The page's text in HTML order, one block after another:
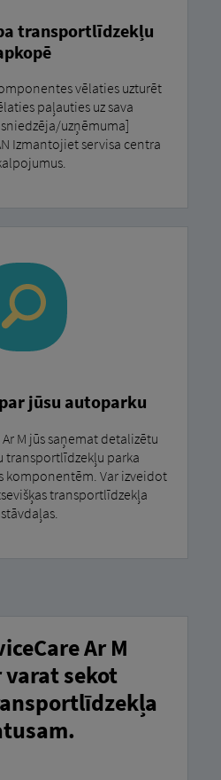
transportlīdzekļu
vēlaties uzturēt
paļauties uz sava
uzņēmuma]
Izmantojiet servisa centra
jūsu autoparku
Ar M jūs saņemat detalizētu
transportlīdzekļu parka
komponentēm. Var izveidot
transportlīdzekļa
Ar M
sekot